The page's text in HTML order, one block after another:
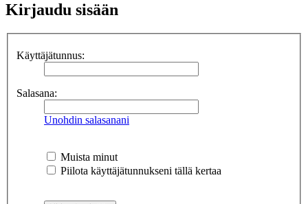
Kirjaudu sisään
Käyttäjätunnus:
Salasana:
Unohdin salasanani
Muista minut
Piilota käyttäjätunnukseni tällä kertaa